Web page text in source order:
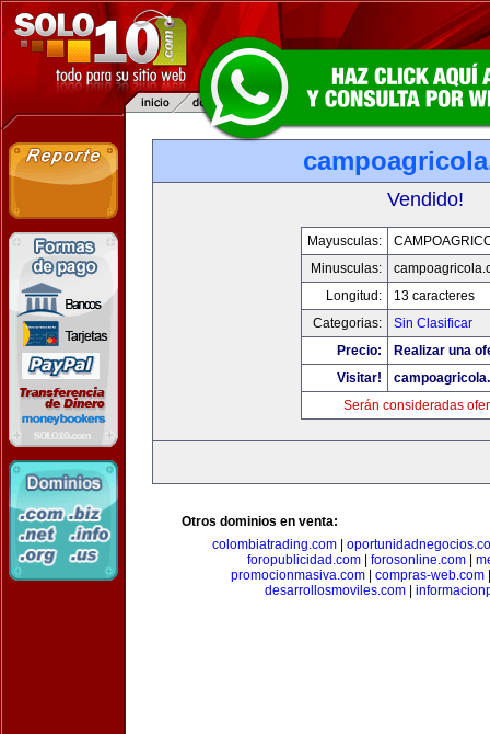
Vendido!
Mayusculas:
Minusculas:
Longitud:
13 caracteres
Categorias:
Sin Clasificar
Precio:
Realizar una
Visitar!
Serán consideradas
Otros dominios en venta:
colombiatrading.com|
foropublicidad.com
forosonline.com
promocionmasiva.com| compras-web.com
desarrollosmoviles.com|